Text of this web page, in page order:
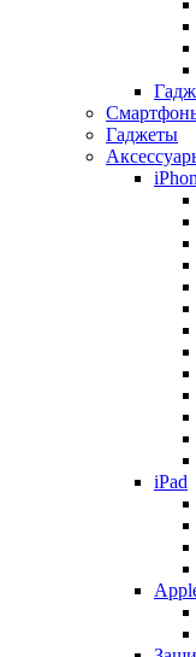
Гаджеты
iPad